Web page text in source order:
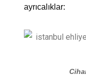
ayrıcalıklar: